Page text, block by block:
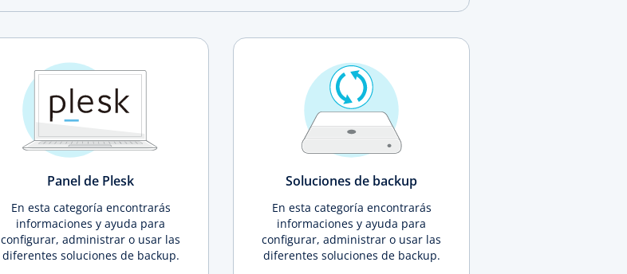
Panel de Plesk
En esta categoría encontrarás
informaciones y ayuda para
configurar, administrar o usar las
diferentes soluciones de backup.
Soluciones de backup
En esta categoría encontrarás
informaciones y ayuda para
configurar, administrar o usar las
diferentes soluciones de backup.